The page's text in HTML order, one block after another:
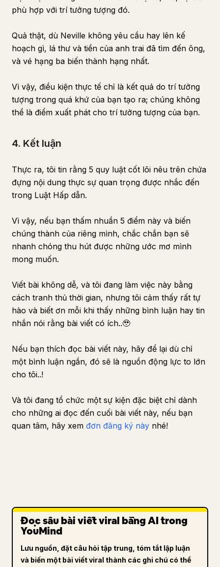
phù hợp với trí tưởng tượng đó.
Quả thật, dù Neville không yêu cầu hay lên kế
hoạch gì, lá thư và tiền của anh trai đã tìm đến ông,
và vé hạng ba biến thành hạng nhất.
Vì vậy, điều kiện thực tế chỉ là kết quả do trí tưởng
tượng trong quá khứ của bạn tạo ra; chúng không
thể là điểm xuất phát cho trí tưởng tượng của bạn.
4. Kết luận
Thực ra, tôi tin rằng 5 quy luật cốt lõi nêu trên chứa
đựng nội dung thực sự quan trọng được nhắc đến
trong Luật Hấp dẫn.
Vì vậy, nếu bạn thấm nhuần 5 điểm này và biến
chúng thành của riêng mình, chắc chắn bạn sẽ
nhanh chóng thu hút được những ước mơ mình
mong muốn.
Viết bài không dễ, và tôi đang làm việc này bằng
cách tranh thủ thời gian, nhưng tôi cảm thấy rất tự
hào và biết ơn mỗi khi thấy những bình luận hay tin
nhắn nói rằng bài viết có ích..🥹
Nếu bạn thích đọc bài viết này, hãy để lại dù chỉ
một bình luận ngắn, đó sẽ là nguồn động lực to lớn
cho tôi..!
Và tôi đang tổ chức một sự kiện đặc biệt chỉ dành
cho những ai đọc đến cuối bài viết này, nếu bạn
quan tâm, hãy xem đơn đăng ký này nhé!
Đọc sâu bài viết viral bằng AI trong
YouMind
Lưu nguồn, đặt câu hỏi tập trung, tóm tắt lập luận
và biến một bài viết viral thành các ghi chú có thể